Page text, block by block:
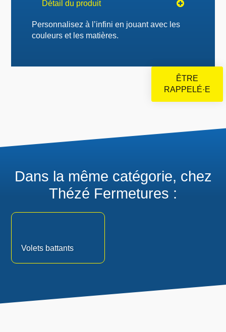
Détail du produit
Personnalisez à l’infini en jouant avec les
couleurs et les matières.
ÊTRE
RAPPELÉ·E
Dans la même catégorie, chez
Thézé Fermetures :
Volets battants